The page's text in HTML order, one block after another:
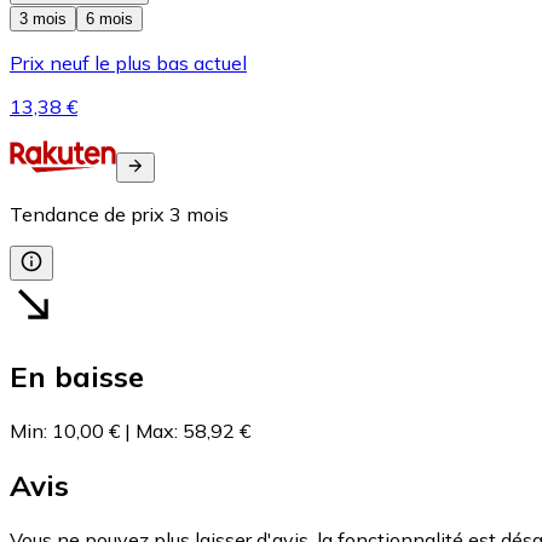
3 mois
6 mois
Prix neuf le plus bas actuel
13,38 €
Tendance de prix 3 mois
En baisse
Min: 10,00 € | Max: 58,92 €
Avis